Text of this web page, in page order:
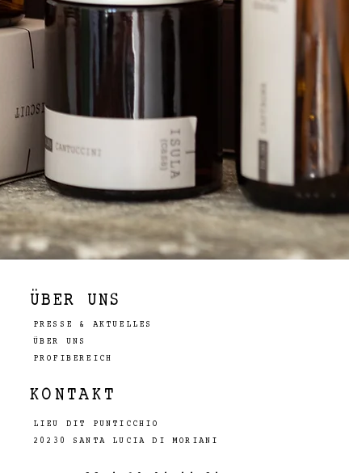
ÜBER UNS
PRESSE & AKTUELLES
ÜBER UNS
PROFIBEREICH
KONTAKT
LIEU DIT PUNTICCHIO
20230 SANTA LUCIA DI MORIANI